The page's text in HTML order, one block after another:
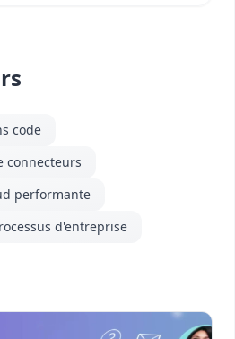
code
connecteurs
performante
d'entreprise